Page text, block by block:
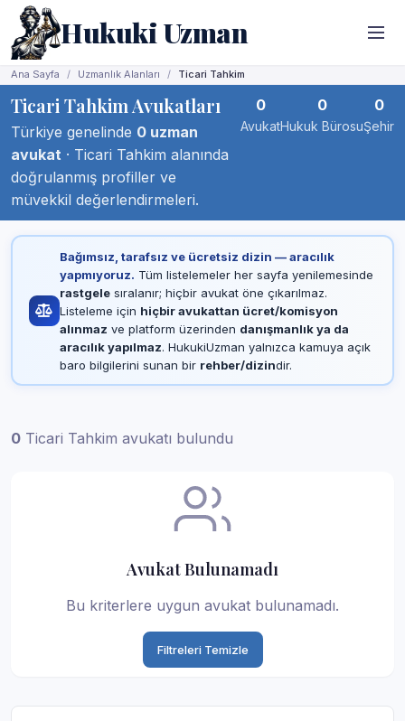
Hukuki Uzman
Ana Sayfa Uzmanlık Alanları Ticari Tahkim
Ticari Tahkim Avukatları
Türkiye genelinde 0 uzman
avukat · Ticari Tahkim alanında
doğrulanmış profiller ve
müvekkil değerlendirmeleri.
0
Avukat
0
Hukuk Bürosu
0
Şehir
Bağımsız, tarafsız ve ücretsiz dizin — aracılık
yapmıyoruz. Tüm listelemeler her sayfa yenilemesinde
rastgelesıralanır; hiçbir avukat öne çıkarılmaz.
Listeleme için hiçbir avukattan ücret/komisyon
alınmaz ve platform üzerinden danışmanlık ya da
aracılık yapılmaz. HukukiUzman yalnızca kamuya açık
baro bilgilerini sunan bir rehber/dizindir.
0 Ticari Tahkim avukatı bulundu
Avukat Bulunamadı
Bu kriterlere uygun avukat bulunamadı.
Filtreleri Temizle